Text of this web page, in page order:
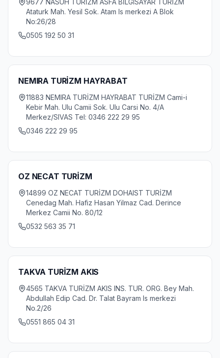
9677 NASUH TURİZM ASFA BİLGISAYAR TURİZM
Ataturk Mah. Yesil Sok. Atam Is merkezi A Blok
No:26/28
0505 192 50 31
NEMIRA TURİZM HAYRABAT
11883 NEMIRA TURİZM HAYRABAT TURİZM Cami-i
Kebir Mah. Ulu Camii Sok. Ulu Carsi No. 4/A
Merkez/SIVAS Tel: 0346 222 29 95
0346 222 29 95
OZ NECAT TURİZM
14899 OZ NECAT TURİZM DOHAIST TURİZM
Cenedag Mah. Hafiz Hasan Yilmaz Cad. Derince
Merkez Camii No. 80/12
0532 563 35 71
TAKVA TURİZM AKIS
4565 TAKVA TURİZM AKIS INS. TUR. ORG. Bey Mah.
Abdullah Edip Cad. Dr. Talat Bayram Is merkezi
No.2/26
0551 865 04 31